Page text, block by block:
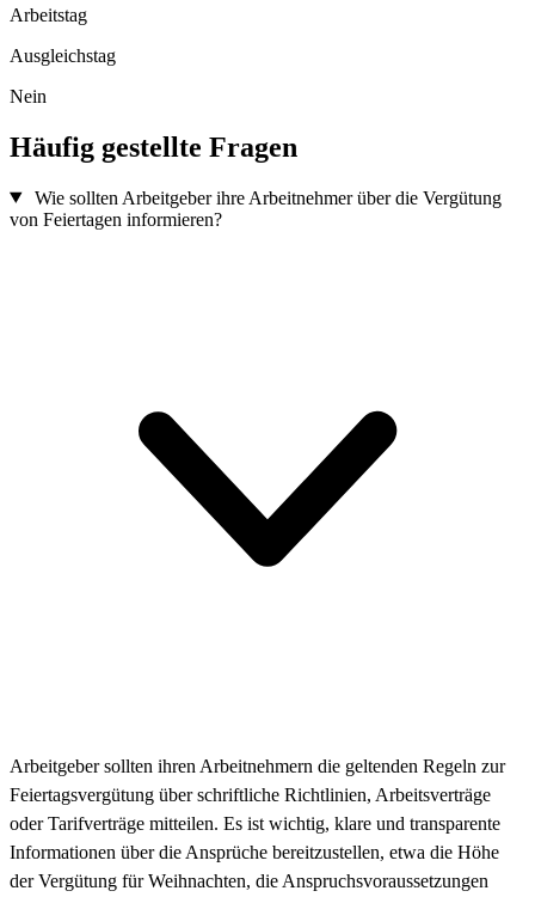
Arbeitstag
Ausgleichstag
Nein
Häufig gestellte Fragen
Wie sollten Arbeitgeber ihre Arbeitnehmer über die Vergütung
von Feiertagen informieren?
Arbeitgeber sollten ihren Arbeitnehmern die geltenden Regeln zur
Feiertagsvergütung über schriftliche Richtlinien, Arbeitsverträge
oder Tarifverträge mitteilen. Es ist wichtig, klare und transparente
Informationen über die Ansprüche bereitzustellen, etwa die Höhe
der Vergütung für Weihnachten, die Anspruchsvoraussetzungen